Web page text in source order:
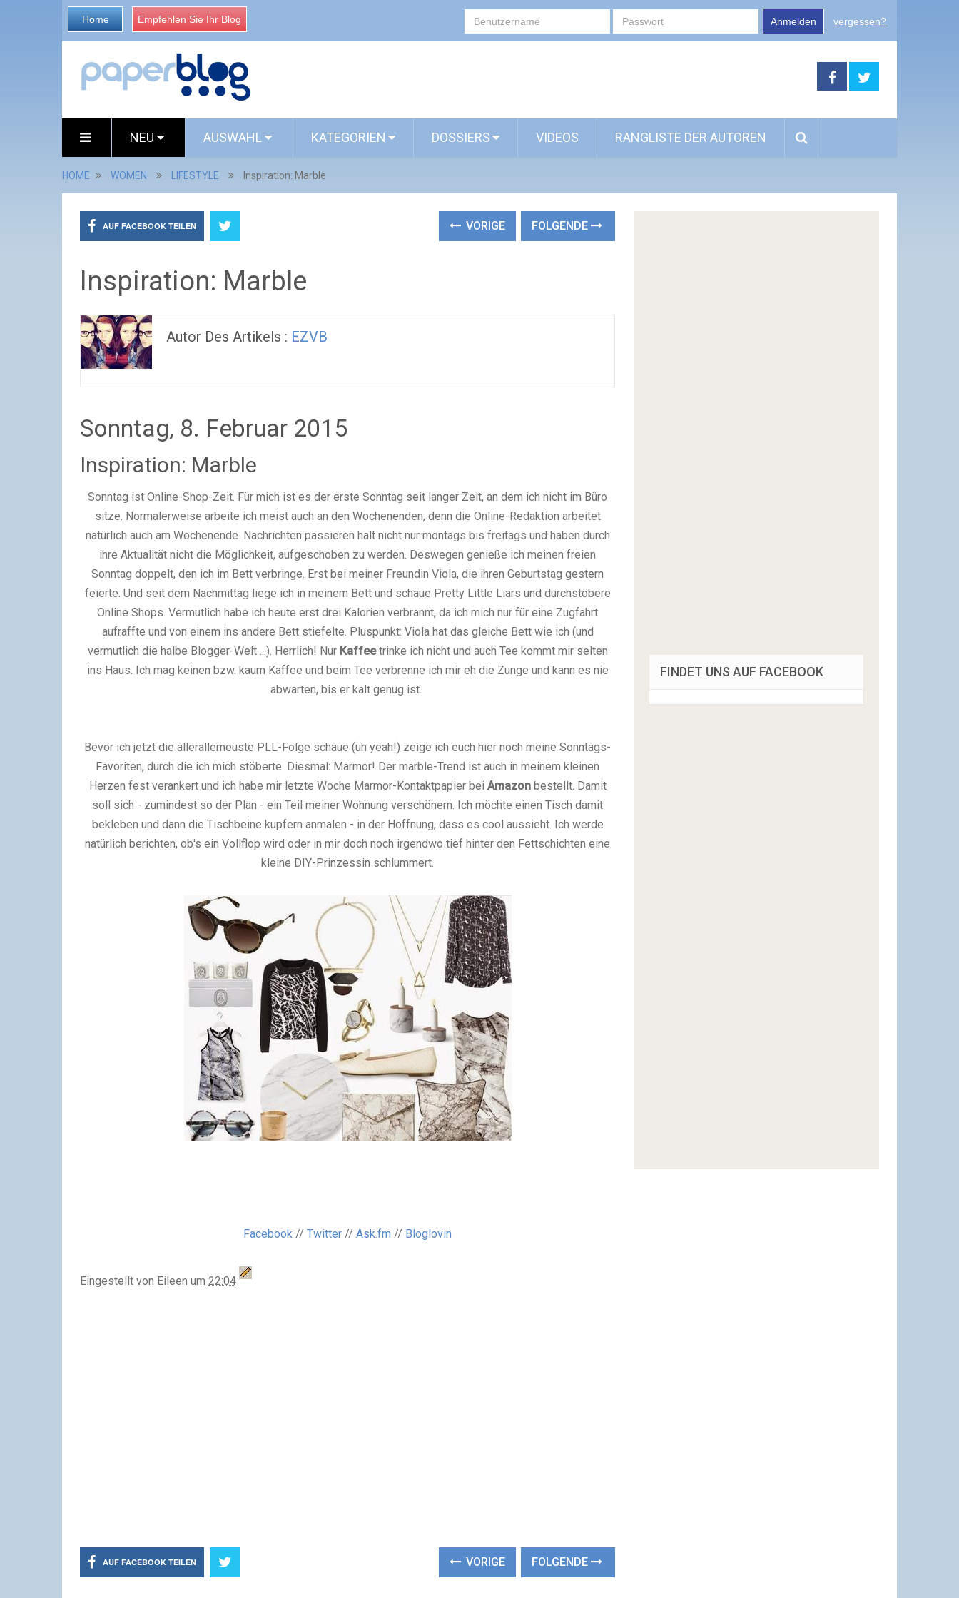
Home Empfehlen Sie Ihr Blog Anmelden vergessen?
NEU AUSWAHL KATEGORIEN DOSSIERS VIDEOS RANGLISTE DER AUTOREN
HOME WOMEN LIFESTYLE Inspiration: Marble
AUF FACEBOOK TEILEN VORIGE FOLGENDE
Inspiration: Marble
Autor Des Artikels : EZVB
Sonntag, 8. Februar 2015
Inspiration: Marble
Sonntag ist Online-Shop-Zeit. Für mich ist es der erste Sonntag seit langer Zeit, an dem ich nicht im Büro
sitze. Normalerweise arbeite ich meist auch an den Wochenenden, denn die Online-Redaktion arbeitet
natürlich auch am Wochenende. Nachrichten passieren halt nicht nur montags bis freitags und haben durch
ihre Aktualität nicht die Möglichkeit, aufgeschoben zu werden. Deswegen genieße ich meinen freien
Sonntag doppelt, den ich im Bett verbringe. Erst bei meiner Freundin Viola, die ihren Geburtstag gestern
feierte. Und seit dem Nachmittag liege ich in meinem Bett und schaue Pretty Little Liars und durchstöbere
Online Shops. Vermutlich habe ich heute erst drei Kalorien verbrannt, da ich mich nur für eine Zugfahrt
aufraffte und von einem ins andere Bett stiefelte. Pluspunkt: Viola hat das gleiche Bett wie ich (und
vermutlich die halbe Blogger-Welt ...). Herrlich! Nur Kaffeetrinke ich nicht und auch Tee kommt mir selten
ins Haus. Ich mag keinen bzw. kaum Kaffee und beim Tee verbrenne ich mir eh die Zunge und kann es nie
abwarten, bis er kalt genug ist.
Bevor ich jetzt die allerallerneuste PLL-Folge schaue (uh yeah!) zeige ich euch hier noch meine Sonntags-
Favoriten, durch die ich mich stöberte. Diesmal: Marmor! Der marble-Trend ist auch in meinem kleinen
Herzen fest verankert und ich habe mir letzte Woche Marmor-Kontaktpapier bei Amazonbestellt. Damit
soll sich - zumindest so der Plan - ein Teil meiner Wohnung verschönern. Ich möchte einen Tisch damit
bekleben und dann die Tischbeine kupfern anmalen - in der Hoffnung, dass es cool aussieht. Ich werde
natürlich berichten, ob's ein Vollflop wird oder in mir doch noch irgendwo tief hinter den Fettschichten eine
kleine DIY-Prinzessin schlummert.
Facebook //Twitter //Ask.fm // Bloglovin
Eingestellt von Eileen um 22:04
AUF FACEBOOK TEILEN VORIGE FOLGENDE
FINDET UNS AUF FACEBOOK